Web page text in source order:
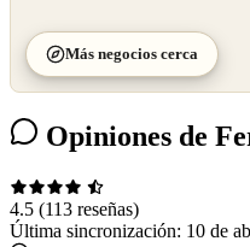
Más negocios cerca
Opiniones de
4.5 (113 reseñas)
Última sincronización: 10 de